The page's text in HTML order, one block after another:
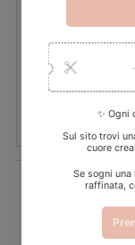
N.B. Il prodotto
seta chiffon.
Il minimo di